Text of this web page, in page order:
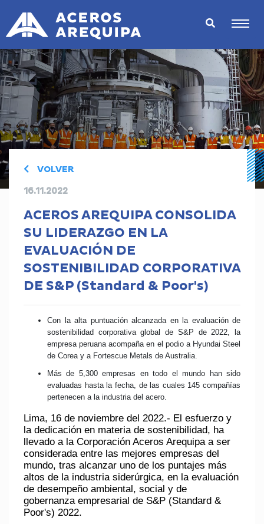
VOLVER
16.11.2022
ACEROS AREQUIPA CONSOLIDA
SU LIDERAZGO EN LA
EVALUACIÓN DE
SOSTENIBILIDAD CORPORATIVA
DE S&P (Standard & Poor's)
Con la alta puntuación alcanzada en la evaluación de
sostenibilidad corporativa global de S&P de 2022, la
empresa peruana acompaña en el podio a Hyundai Steel
de Corea y a Fortescue Metals de Australia.
Más de 5,300 empresas en todo el mundo han sido
evaluadas hasta la fecha, de las cuales 145 compañías
pertenecen a la industria del acero.
Lima, 16 de noviembre del 2022.- El esfuerzo y
la dedicación en materia de sostenibilidad, ha
llevado a la Corporación Aceros Arequipa a ser
considerada entre las mejores empresas del
mundo, tras alcanzar uno de los puntajes más
altos de la industria siderúrgica, en la evaluación
de desempeño ambiental, social y de
gobernanza empresarial de S&P (Standard &
Poor's) 2022.